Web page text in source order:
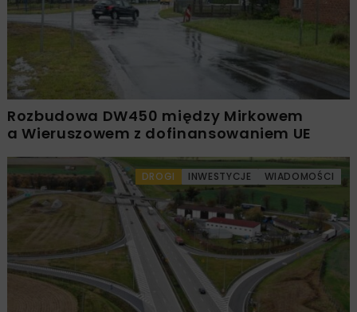
Rozbudowa DW450 między Mirkowem
a Wieruszowem z dofinansowaniem UE
DROGI INWESTYCJE WIADOMOŚCI